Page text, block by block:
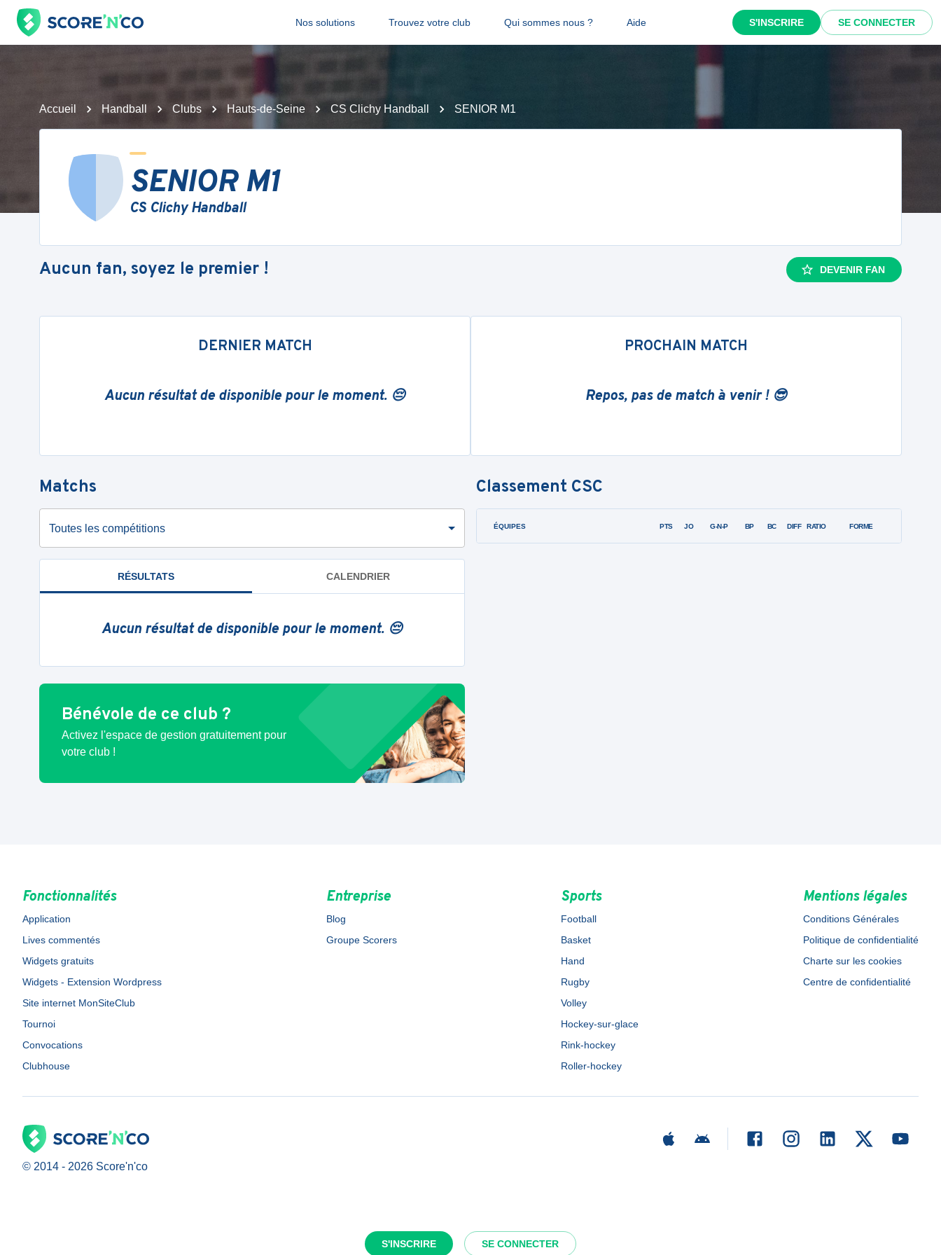
Nos solutions Trouvez votre club Qui sommes nous ? Aide S'INSCRIRE SE CONNECTER
S'INSCRIRE SE CONNECTER
Accueil Handball Clubs Hauts-de-Seine CS Clichy Handball SENIOR M1
SENIOR M1
CS Clichy Handball
Aucun fan, soyez le premier ! DEVENIR FAN
DERNIER MATCH
Aucun résultat de disponible pour le moment. 😔
PROCHAIN MATCH
Repos, pas de match à venir ! 😎
Matchs
Toutes les compétitions
RÉSULTATS CALENDRIER
Aucun résultat de disponible pour le moment. 😔
Bénévole de ce club ?
Activez l'espace de gestion gratuitement pour
votre club !
Classement CSC
ÉQUIPES PTS JO G-N-P BP BC DIFF RATIO FORME
Fonctionnalités
Application
Lives commentés
Widgets gratuits
Widgets - Extension Wordpress
Site internet MonSiteClub
Tournoi
Convocations
Clubhouse
Entreprise
Blog
Groupe Scorers
Sports
Football
Basket
Hand
Rugby
Volley
Hockey-sur-glace
Rink-hockey
Roller-hockey
Mentions légales
Conditions Générales
Politique de confidentialité
Charte sur les cookies
Centre de confidentialité
© 2014 - 2026 Score'n'co